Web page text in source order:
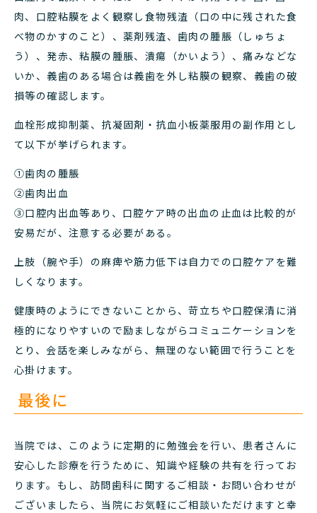
肉、口腔粘膜をよく観察し食物残渣（口の中に残された食
べ物のかすのこと）、薬剤残渣、歯肉の腫脹（しゅちょ
う）、発赤、粘膜の腫脹、潰瘍（かいよう）、痛みなどな
いか、義歯のある場合は義歯を外し粘膜の観察、義歯の破
損等の確認します。
血栓形成抑制薬、抗凝固剤・抗血小板薬服用の副作用とし
て以下が挙げられます。
①歯肉の腫脹
②歯肉出血
③口腔内出血等あり、口腔ケア時の出血の止血は比較的が
安易だが、注意する必要がある。
上肢（腕や手）の麻痺や筋力低下は自力での口腔ケアを難
しくなります。
健康時のようにできないことから、苛立ちや口腔保清に消
極的になりやすいので励ましながらコミュニケーションを
とり、会話を楽しみながら、無理のない範囲で行うことを
心掛けます。
最後に
当院では、このように定期的に勉強会を行い、患者さんに
安心した診療を行うために、知識や経験の共有を行ってお
ります。もし、訪問歯科に関するご相談・お問い合わせが
ございましたら、当院にお気軽にご相談いただけますと幸